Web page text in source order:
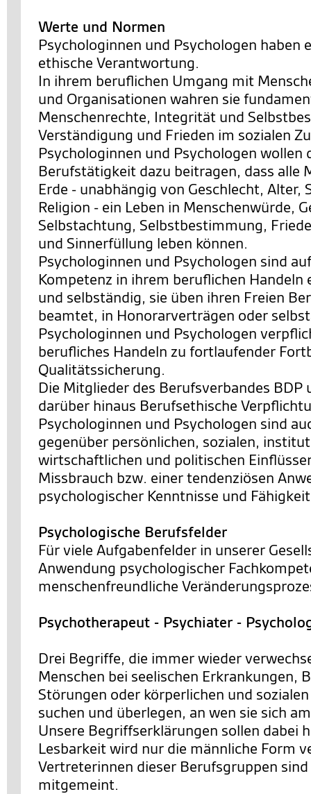
Werte und Normen
Psychologinnen und Psychologen haben
ethische Verantwortung.
In ihrem beruflichen Umgang mit
und Organisationen wahren sie
Menschenrechte, Integrität und
Verständigung und Frieden im sozialen
Psychologinnen und Psychologen wollen
Berufstätigkeit dazu beitragen, dass alle
Erde - unabhängig von Geschlecht, Alter,
Religion - ein Leben in Menschenwürde,
Selbstachtung, Selbstbestimmung,
und Sinnerfüllung leben können.
Psychologinnen und Psychologen sind
Kompetenz in ihrem beruflichen
und selbständig, sie üben ihren Freien
beamtet, in Honorarverträgen oder
Psychologinnen und Psychologen
berufliches Handeln zu fortlaufender
Qualitätssicherung.
Die Mitglieder des Berufsverbandes BDP
darüber hinaus Berufsethische
Psychologinnen und Psychologen sind
gegenüber persönlichen, sozialen,
wirtschaftlichen und politischen
Missbrauch bzw. einer tendenziösen
psychologischer Kenntnisse und
Psychologische Berufsfelder
Für viele Aufgabenfelder in unserer
Anwendung psychologischer
menschenfreundliche
Psychotherapeut - Psychiater -
Drei Begriffe, die immer wieder
Menschen bei seelischen Erkrankungen,
Störungen oder körperlichen und
suchen und überlegen, an wen sie sich
Unsere Begriffserklärungen sollen dabei
Lesbarkeit wird nur die männliche Form
Vertreterinnen dieser Berufsgruppen
mitgemeint.